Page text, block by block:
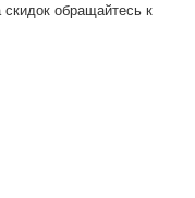
обращайтесь к